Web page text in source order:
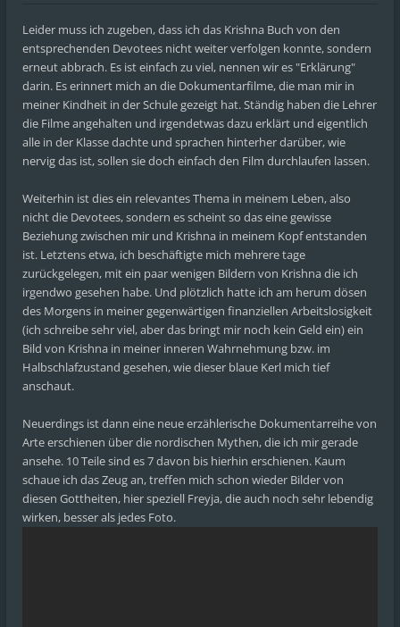
Leider muss ich zugeben, dass ich das Krishna Buch von den
entsprechenden Devotees nicht weiter verfolgen konnte, sondern
erneut abbrach. Es ist einfach zu viel, nennen wir es "Erklärung"
darin. Es erinnert mich an die Dokumentarfilme, die man mir in
meiner Kindheit in der Schule gezeigt hat. Ständig haben die Lehrer
die Filme angehalten und irgendetwas dazu erklärt und eigentlich
alle in der Klasse dachte und sprachen hinterher darüber, wie
nervig das ist, sollen sie doch einfach den Film durchlaufen lassen.
Weiterhin ist dies ein relevantes Thema in meinem Leben, also
nicht die Devotees, sondern es scheint so das eine gewisse
Beziehung zwischen mir und Krishna in meinem Kopf entstanden
ist. Letztens etwa, ich beschäftigte mich mehrere tage
zurückgelegen, mit ein paar wenigen Bildern von Krishna die ich
irgendwo gesehen habe. Und plötzlich hatte ich am herum dösen
des Morgens in meiner gegenwärtigen finanziellen Arbeitslosigkeit
(ich schreibe sehr viel, aber das bringt mir noch kein Geld ein) ein
Bild von Krishna in meiner inneren Wahrnehmung bzw. im
Halbschlafzustand gesehen, wie dieser blaue Kerl mich tief
anschaut.
Neuerdings ist dann eine neue erzählerische Dokumentarreihe von
Arte erschienen über die nordischen Mythen, die ich mir gerade
ansehe. 10 Teile sind es 7 davon bis hierhin erschienen. Kaum
schaue ich das Zeug an, treffen mich schon wieder Bilder von
diesen Gottheiten, hier speziell Freyja, die auch noch sehr lebendig
wirken, besser als jedes Foto.